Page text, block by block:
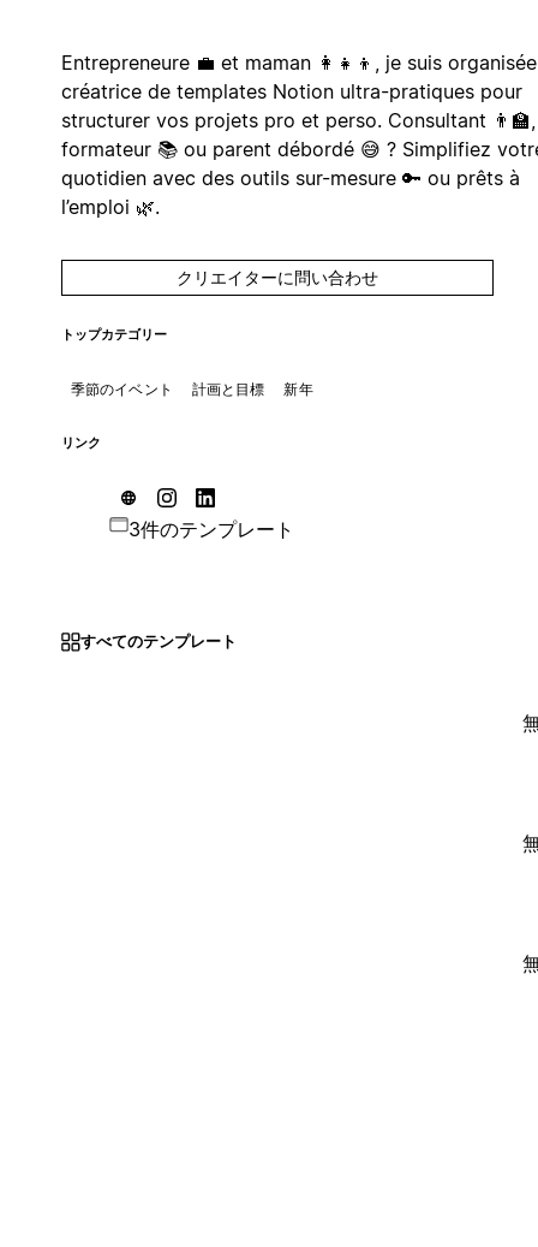
Entrepreneure 💼 et maman 👩‍👧‍👦, je suis
créatrice de templates Notion ultra-pratiques pour
structurer vos projets pro et perso. Consultant 👨‍🏫,
formateur 📚 ou parent débordé 😅 ? Simplifiez
quotidien avec des outils sur-mesure 🔑 ou prêts à
l’emploi 🌿.
クリエイターに問い合わせ
トップカテゴリー
季節のイベント 計画と目標 新年
リンク
3件のテンプレート
すべてのテンプレート